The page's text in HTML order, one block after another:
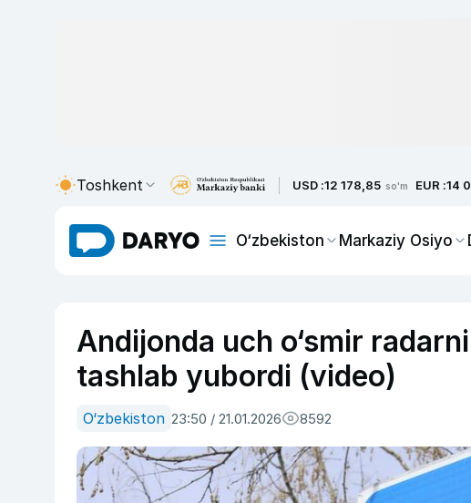
Toshkent USD :12 178,85 so'm EUR :14
O‘zbekiston Markaziy Osiyo
Andijonda uch o‘smir
tashlab yubordi (video)
O‘zbekiston 23:50 / 21.01.2026 8592